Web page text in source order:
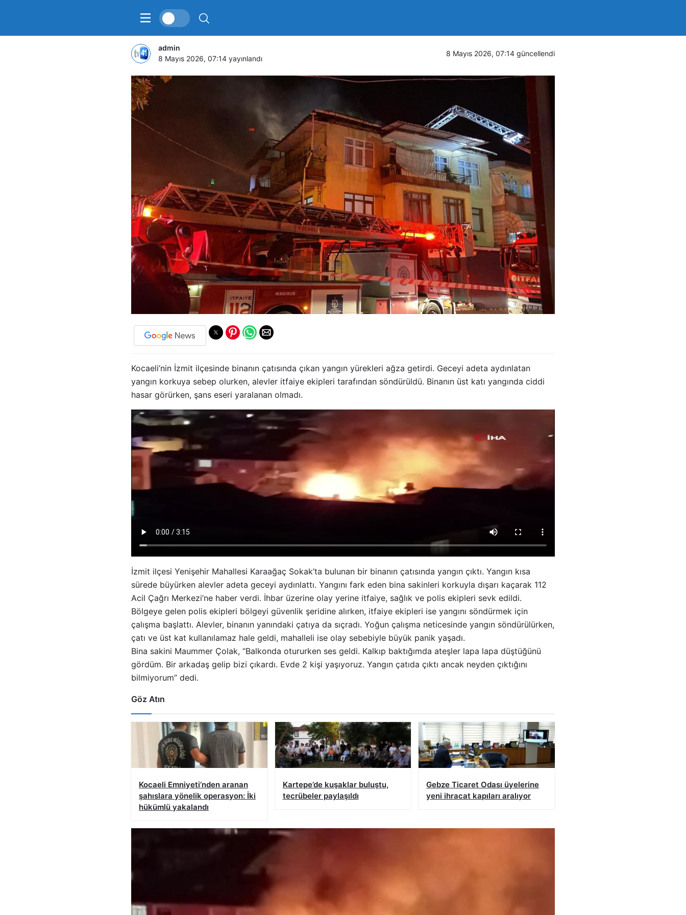
Binanın çatısında korkutan yangın
admin
8 Mayıs 2026, 07:14 yayınlandı
8 Mayıs 2026, 07:14 güncellendi
Kocaeli’nin İzmit ilçesinde binanın çatısında çıkan yangın yürekleri ağza getirdi. Geceyi adeta aydınlatan
yangın korkuya sebep olurken, alevler itfaiye ekipleri tarafından söndürüldü. Binanın üst katı yangında ciddi
hasar görürken, şans eseri yaralanan olmadı.
İzmit ilçesi Yenişehir Mahallesi Karaağaç Sokak’ta bulunan bir binanın çatısında yangın çıktı. Yangın kısa
sürede büyürken alevler adeta geceyi aydınlattı. Yangını fark eden bina sakinleri korkuyla dışarı kaçarak 112
Acil Çağrı Merkezi’ne haber verdi. İhbar üzerine olay yerine itfaiye, sağlık ve polis ekipleri sevk edildi.
Bölgeye gelen polis ekipleri bölgeyi güvenlik şeridine alırken, itfaiye ekipleri ise yangını söndürmek için
çalışma başlattı. Alevler, binanın yanındaki çatıya da sıçradı. Yoğun çalışma neticesinde yangın söndürülürken,
çatı ve üst kat kullanılamaz hale geldi, mahalleli ise olay sebebiyle büyük panik yaşadı.
Bina sakini Maummer Çolak, “Balkonda otururken ses geldi. Kalkıp baktığımda ateşler lapa lapa düştüğünü
gördüm. Bir arkadaş gelip bizi çıkardı. Evde 2 kişi yaşıyoruz. Yangın çatıda çıktı ancak neyden çıktığını
bilmiyorum” dedi.
Göz Atın
Kocaeli Emniyeti’nden aranan
şahıslara yönelik operasyon: İki
hükümlü yakalandı
Kartepe’de kuşaklar buluştu,
tecrübeler paylaşıldı
Gebze Ticaret Odası üyelerine
yeni ihracat kapıları aralıyor